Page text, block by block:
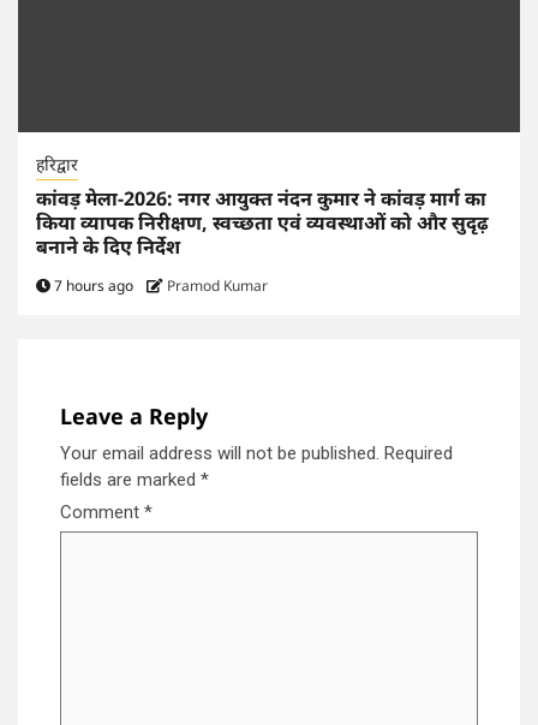
हरिद्वार
कांवड़ मेला-2026: नगर आयुक्त नंदन कुमार ने कांवड़ मार्ग का
किया व्यापक निरीक्षण, स्वच्छता एवं व्यवस्थाओं को और सुदृढ़
बनाने के दिए निर्देश
7 hours ago Pramod Kumar
Leave a Reply
Your email address will not be published. Required
fields are marked *
Comment *